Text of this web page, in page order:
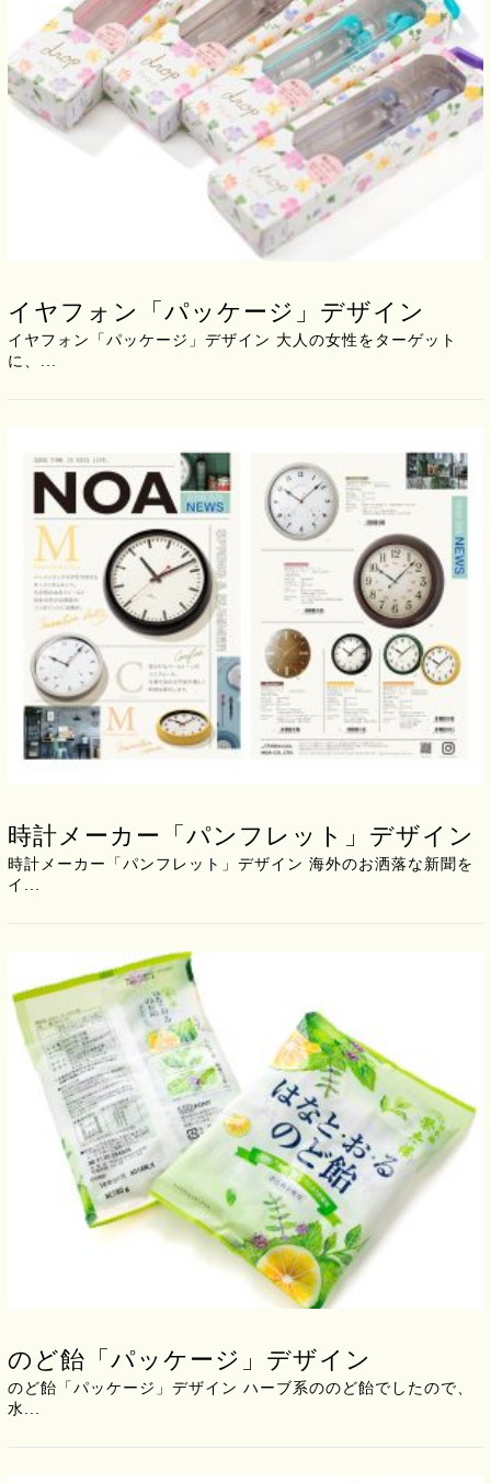
イヤフォン「パッケージ」デザイン
イヤフォン「パッケージ」デザイン 大人の女性をターゲット
に、...
時計メーカー「パンフレット」デザイン
時計メーカー「パンフレット」デザイン 海外のお洒落な新聞を
イ...
のど飴「パッケージ」デザイン
のど飴「パッケージ」デザイン ハーブ系ののど飴でしたので、
水...